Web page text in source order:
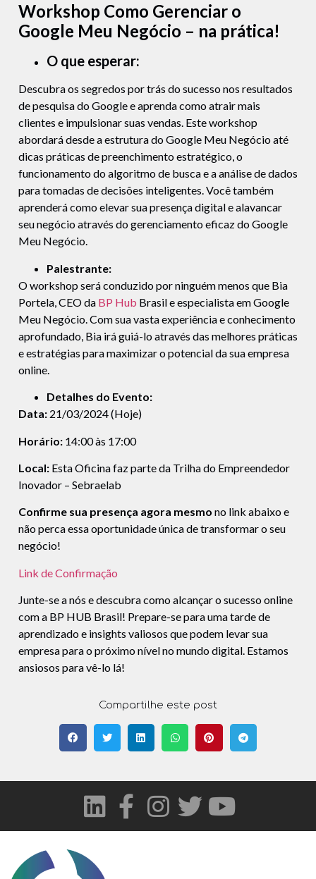
Workshop Como Gerenciar o
Google Meu Negócio – na prática!
O que esperar:
Descubra os segredos por trás do sucesso nos resultados
de pesquisa do Google e aprenda como atrair mais
clientes e impulsionar suas vendas. Este workshop
abordará desde a estrutura do Google Meu Negócio até
dicas práticas de preenchimento estratégico, o
funcionamento do algoritmo de busca e a análise de dados
para tomadas de decisões inteligentes. Você também
aprenderá como elevar sua presença digital e alavancar
seu negócio através do gerenciamento eficaz do Google
Meu Negócio.
Palestrante:
O workshop será conduzido por ninguém menos que Bia
Portela, CEO da BP Hub Brasil e especialista em Google
Meu Negócio. Com sua vasta experiência e conhecimento
aprofundado, Bia irá guiá-lo através das melhores práticas
e estratégias para maximizar o potencial da sua empresa
online.
Detalhes do Evento:
Data: 21/03/2024 (Hoje)
Horário: 14:00 às 17:00
Local: Esta Oficina faz parte da Trilha do Empreendedor
Inovador – Sebraelab
Confirme sua presença agora mesmo no link abaixo e
não perca essa oportunidade única de transformar o seu
negócio!
Link de Confirmação
Junte-se a nós e descubra como alcançar o sucesso online
com a BP HUB Brasil! Prepare-se para uma tarde de
aprendizado e insights valiosos que podem levar sua
empresa para o próximo nível no mundo digital. Estamos
ansiosos para vê-lo lá!
Compartilhe este post